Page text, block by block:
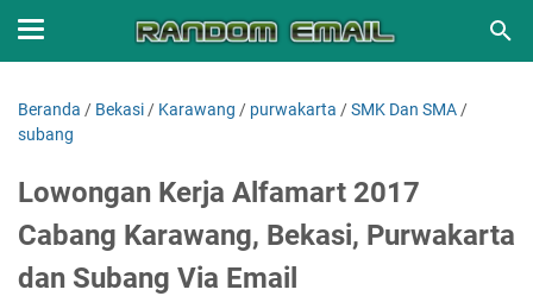
Beranda / Bekasi / Karawang / purwakarta /SMK Dan SMA /
subang
Lowongan Kerja Alfamart 2017
Cabang Karawang, Bekasi, Purwakarta
dan Subang Via Email